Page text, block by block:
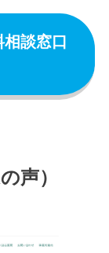
談窓口
声）